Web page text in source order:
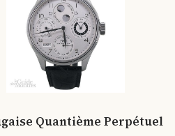
Quantième Perpétuel